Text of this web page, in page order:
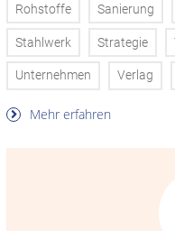
Rohstoffe Sanierung
Stahlwerk Strategie
Unternehmen Verlag
Mehr erfahren